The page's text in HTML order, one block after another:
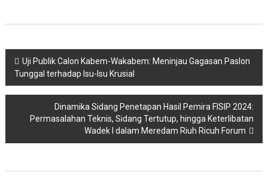
Navigasi
pos
Uji Publik Calon Kabem-Wakabem: Meninjau Gagasan Paslon
Tunggal terhadap Isu-Isu Krusial
Dinamika Sidang Penetapan Hasil Pemira FISIP 2024:
Permasalahan Teknis, Sidang Tertutup, hingga Keterlibatan
Wadek I dalam Meredam Riuh Ricuh Forum